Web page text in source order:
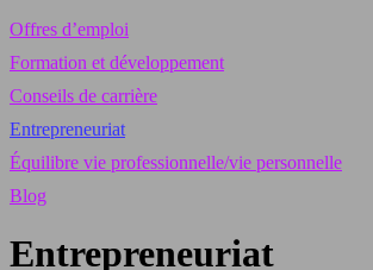
Offres d’emploi
Formation et développement
Conseils de carrière
Entrepreneuriat
Équilibre vie professionnelle/vie personnelle
Blog
Entrepreneuriat